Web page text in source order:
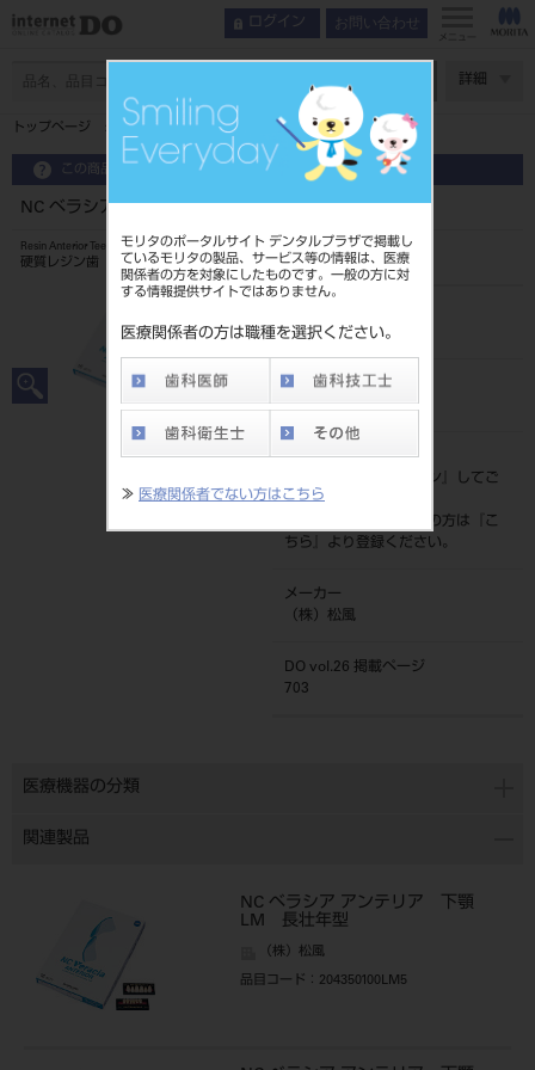
モリタのポータルサイト デンタルプラザで掲載し
ているモリタの製品、サービス等の情報は、医療
関係者の方を対象にしたものです。一般の方に対
する情報提供サイトではありません。
医療関係者の方は職種を選択ください。
≫ 医療関係者でない方はこちら
ログイン お問い合わせ
メニュー
詳細
トップページ NC ベラシア アンテリア 下顎 Y 若年型
この商品に関するお問い合わせ
NC ベラシア アンテリア 下顎 Y 若年型
Resin Anterior Teeth
硬質レジン歯
204350103Y4
JAN/EANコード
標準価格
ログイン
』してご
覧ください。
ネット会員登録がまだの方は『
こ
ちら
』より登録ください。
メーカー
（株）松風
DO vol.26 掲載ページ
703
医療機器の分類
関連製品
NC ベラシア アンテリア 下顎
LM 長壮年型
（株）松風
品目コード ：204350100LM5